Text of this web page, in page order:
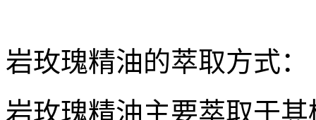
岩玫瑰精油的萃取方式：
岩玫瑰精油主要萃取于